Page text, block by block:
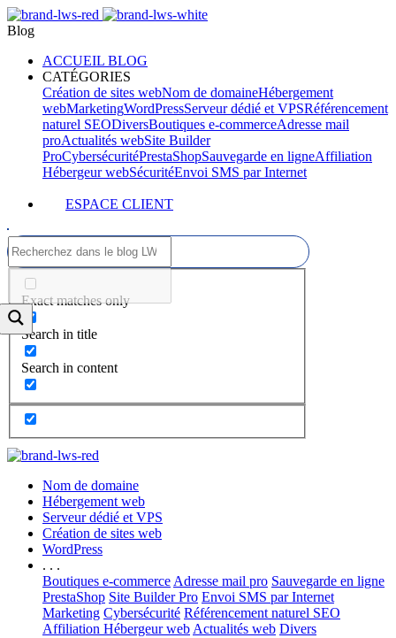
Blog
ACCUEIL BLOG
CATÉGORIES
Création de sites webNom de domaineHébergement
webMarketingWordPressServeur dédié et VPSRéférencement
naturel SEODiversBoutiques e-commerceAdresse mail
proActualités webSite Builder
ProCybersécuritéPrestaShopSauvegarde en ligneAffiliation
Hébergeur webSécuritéEnvoi SMS par Internet
ESPACE CLIENT
Exact matches only
Search in title
Search in content
Nom de domaine
Hébergement web
Serveur dédié et VPS
Création de sites web
WordPress
. . .
Boutiques e-commerce Adresse mail pro Sauvegarde en ligne
PrestaShop Site Builder Pro Envoi SMS par Internet
Marketing Cybersécurité Référencement naturel SEO
Affiliation Hébergeur web Actualités web Divers